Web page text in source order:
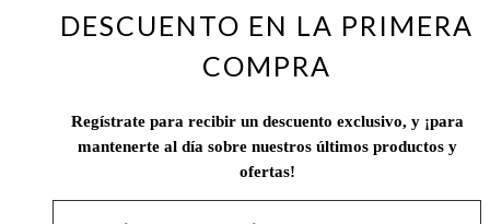
DESCUENTO EN LA PRIMERA
COMPRA
Regístrate para recibir un descuento exclusivo, y ¡para
mantenerte al día sobre nuestros últimos productos y
ofertas!